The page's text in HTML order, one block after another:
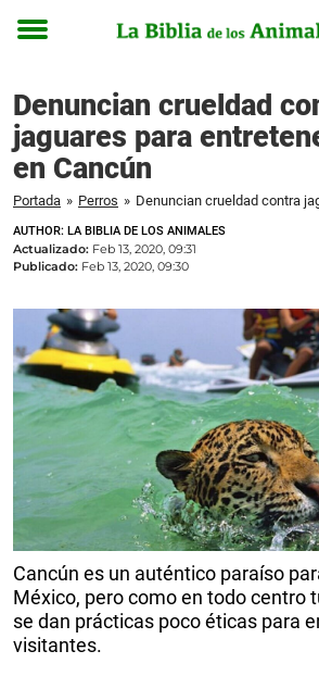
Toggle
Denuncian crueldad
jaguares para
en Cancún
Portada » Perros »
AUTHOR: LA BIBLIA DE LOS ANIMALES
Actualizado: Feb 13, 2020, 09:31
Publicado: Feb 13, 2020, 09:30
Cancún es un auténtico paraíso
México, pero como en todo centro
se dan prácticas poco éticas para
visitantes.